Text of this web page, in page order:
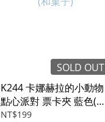
SOLD OUT
K244 卡娜赫拉的小動物
點心派對 票卡夾 藍色(和
菓子)
NT$199